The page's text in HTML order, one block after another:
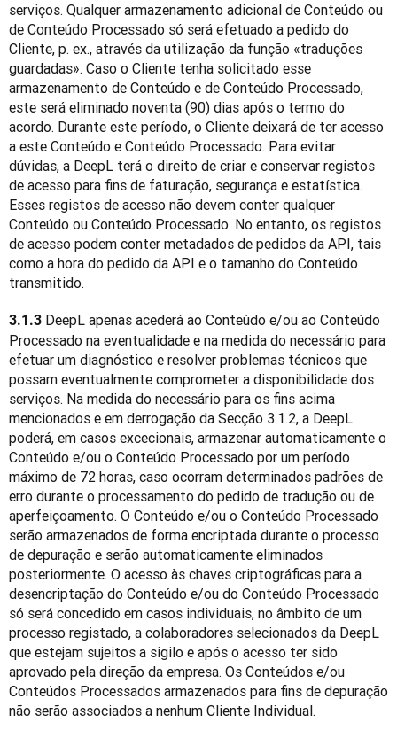
serviços. Qualquer armazenamento adicional de Conteúdo ou
de Conteúdo Processado só será efetuado a pedido do
Cliente, p. ex., através da utilização da função «traduções
guardadas». Caso o Cliente tenha solicitado esse
armazenamento de Conteúdo e de Conteúdo Processado,
este será eliminado noventa (90) dias após o termo do
acordo. Durante este período, o Cliente deixará de ter acesso
a este Conteúdo e Conteúdo Processado. Para evitar
dúvidas, a DeepL terá o direito de criar e conservar registos
de acesso para fins de faturação, segurança e estatística.
Esses registos de acesso não devem conter qualquer
Conteúdo ou Conteúdo Processado. No entanto, os registos
de acesso podem conter metadados de pedidos da API, tais
como a hora do pedido da API e o tamanho do Conteúdo
transmitido.
3.1.3 DeepL apenas acederá ao Conteúdo e/ou ao Conteúdo
Processado na eventualidade e na medida do necessário para
efetuar um diagnóstico e resolver problemas técnicos que
possam eventualmente comprometer a disponibilidade dos
serviços. Na medida do necessário para os fins acima
mencionados e em derrogação da Secção 3.1.2, a DeepL
poderá, em casos excecionais, armazenar automaticamente o
Conteúdo e/ou o Conteúdo Processado por um período
máximo de 72 horas, caso ocorram determinados padrões de
erro durante o processamento do pedido de tradução ou de
aperfeiçoamento. O Conteúdo e/ou o Conteúdo Processado
serão armazenados de forma encriptada durante o processo
de depuração e serão automaticamente eliminados
posteriormente. O acesso às chaves criptográficas para a
desencriptação do Conteúdo e/ou do Conteúdo Processado
só será concedido em casos individuais, no âmbito de um
processo registado, a colaboradores selecionados da DeepL
que estejam sujeitos a sigilo e após o acesso ter sido
aprovado pela direção da empresa. Os Conteúdos e/ou
Conteúdos Processados armazenados para fins de depuração
não serão associados a nenhum Cliente Individual.